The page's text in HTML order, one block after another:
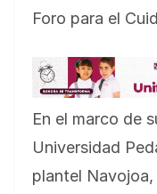
Foro para el
En el marco de
Universidad
plantel